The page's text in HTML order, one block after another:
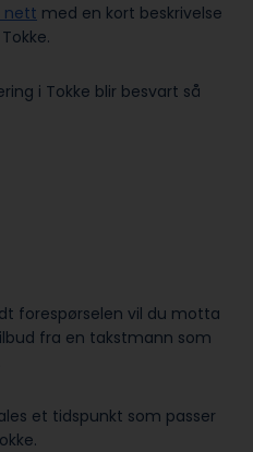
nett med en kort beskrivelse
i Tokke blir besvart så
forespørselen vil du motta
fra en takstmann som
et tidspunkt som passer